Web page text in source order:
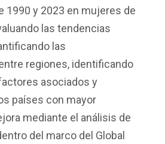
1990 y 2023 en mujeres de
las tendencias
las
regiones, identificando
asociados y
países con mayor
mediante el análisis de
del marco del Global